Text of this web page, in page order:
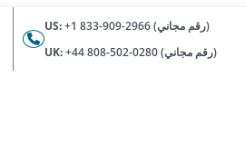
US:
+1 833-909-2966 (رقم مجاني)
UK:
+44 808-502-0280 (رقم مجاني)